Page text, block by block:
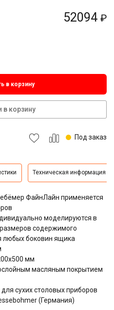
52094 ₽
в корзину
в корзину
Под заказ
Техническая информация
ФайнЛайн применяется
моделируются в
содержимого
любых боковин ящика
мм
масляным покрытием
сухих столовых приборов
(Германия)